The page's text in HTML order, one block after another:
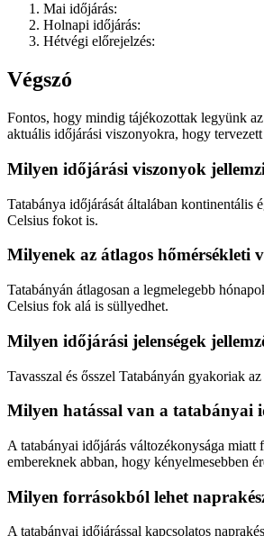
Mai időjárás:
Holnapi időjárás:
Hétvégi előrejelzés:
Végszó
Fontos, hogy mindig tájékozottak legyünk
aktuális időjárási viszonyokra, hogy
Milyen időjárási viszonyok
Tatabánya időjárását általában kontinentális
Celsius fokot is.
Milyenek az átlagos hőmérsékleti
Tatabányán átlagosan a legmelegebb
Celsius fok alá is süllyedhet.
Milyen időjárási jelenségek
Tavasszal és ősszel Tatabányán gyakoriak
Milyen hatással van a tatabányai
A tatabányai időjárás változékonysága
embereknek abban, hogy kényelmesebben
Milyen forrásokból lehet
A tatabányai időjárással kapcsolatos